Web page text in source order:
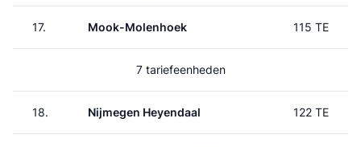
17. Mook-Molenhoek 115 TE
7 tariefeenheden
18. Nijmegen Heyendaal 122 TE